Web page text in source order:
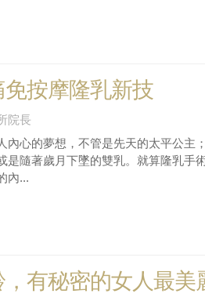
按摩隆乳新技
院長
內心的夢想，不管是先天的太平公主
是隨著歲月下墜的雙乳。就算隆乳手
內...
有秘密的女人最美